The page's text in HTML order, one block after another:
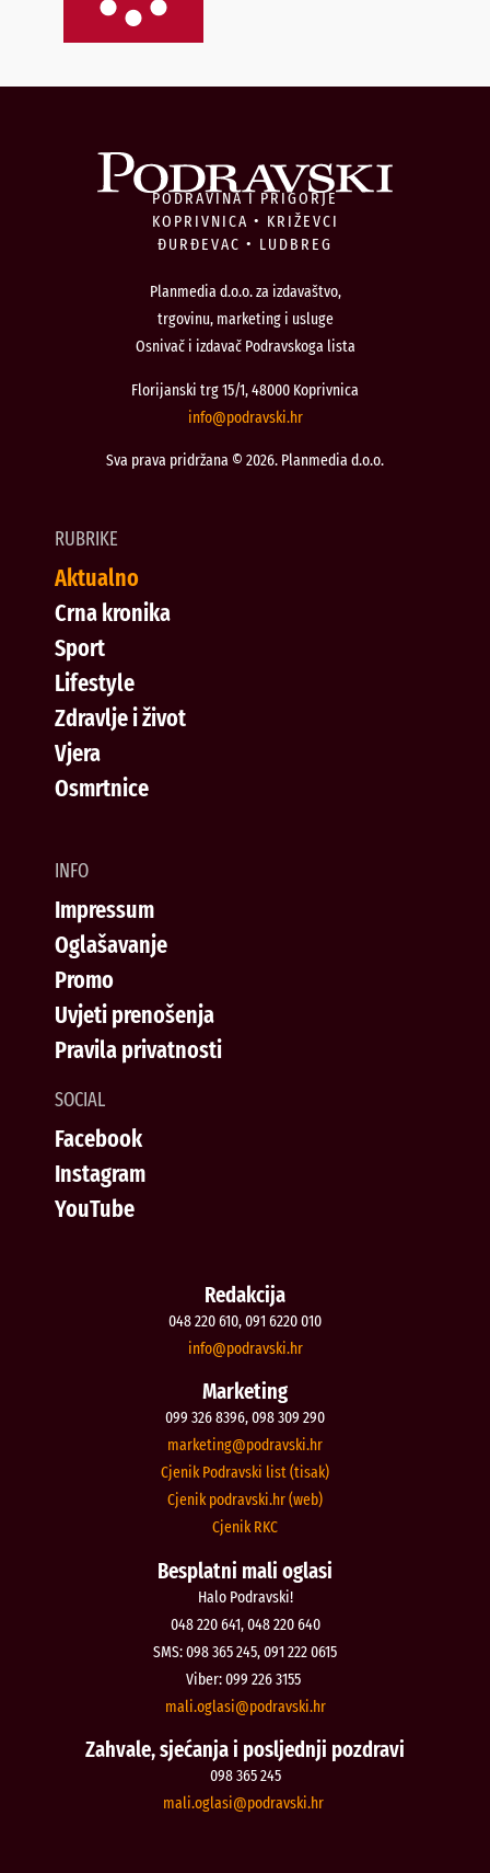
PODRAVINA I PRIGORJE
KOPRIVNICA • KRIŽEVCI
ĐURĐEVAC • LUDBREG
Planmedia d.o.o. za izdavaštvo,
trgovinu, marketing i usluge
Osnivač i izdavač Podravskoga lista
Florijanski trg 15/1, 48000 Koprivnica
rh.iksvardop
@ofni
Sva prava pridržana © 2026. Planmedia d.o.o.
RUBRIKE
Aktualno
Crna kronika
Sport
Lifestyle
Zdravlje i život
Vjera
Osmrtnice
INFO
Impressum
Oglašavanje
Promo
Uvjeti prenošenja
Pravila privatnosti
SOCIAL
Facebook
Instagram
YouTube
Redakcija
048 220 610, 091 6220 010
rh.iksvardop
@ofni
Marketing
099 326 8396, 098 309 290
rh.iksvardop
@gnitekram
Cjenik Podravski list (tisak)
Cjenik podravski.hr (web)
Cjenik RKC
Besplatni mali oglasi
Halo Podravski!
048 220 641, 048 220 640
SMS: 098 365 245, 091 222 0615
Viber: 099 226 3155
rh.iksvardop
@isalgo.ilam
Zahvale, sjećanja i posljednji pozdravi
098 365 245
rh.iksvardop
@isalgo.ilam